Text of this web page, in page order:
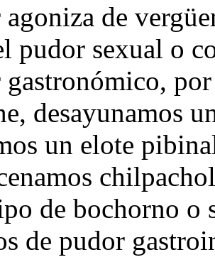
de
pudor sexual o
desayunamos
un elote
de bochorno o
de pudor